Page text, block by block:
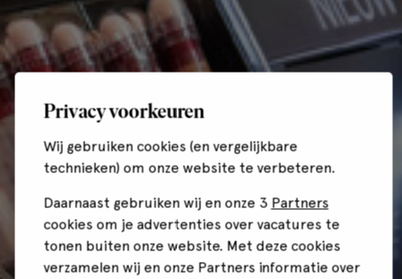
Privacy voorkeuren
Wij gebruiken cookies (en vergelijkbare
technieken) om onze website te verbeteren.
Daarnaast gebruiken wij en onze 3 Partners
cookies om je advertenties over vacatures te
tonen buiten onze website. Met deze cookies
verzamelen wij en onze Partners informatie over